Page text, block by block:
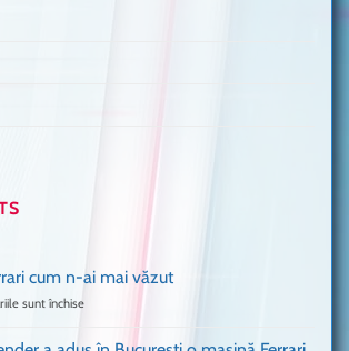
cum n-ai mai văzut
sunt închise
Ferrari